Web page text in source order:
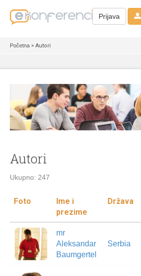
Prijava
Početna > Autori
Autori
Ukupno: 247
Foto
Ime i
prezime
Država
mr
Aleksandar
Baumgertel
Serbia